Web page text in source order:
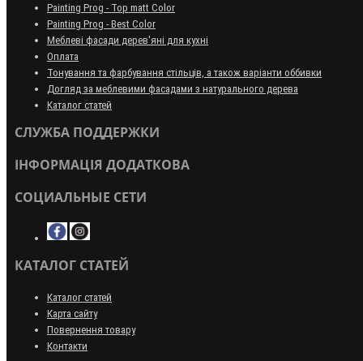
Painting Prog - Top matt Color
Painting Prog - Best Color
Меблеві фасади дерев'яні для кухні
Оплата
Тонування та фарбування стільців, а також варіанти оббивки
Догляд за меблевими фасадами з натурального дерева
Каталог статей
СЛУЖБА ПОДДЕРЖКИ
ІНФОРМАЦІЯ ДОДАТКОВА
СОЦИАЛЬНЫЕ СЕТИ
КАТАЛОГ СТАТЕЙ
Каталог статей
Карта сайту
Повернення товару
Контакти